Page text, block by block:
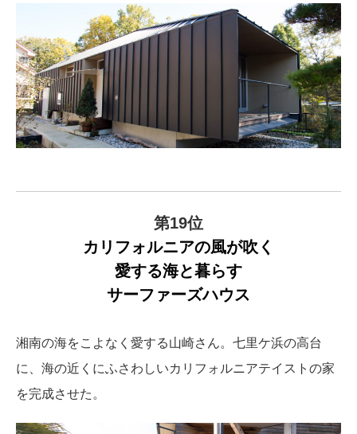
第19位
カリフォルニアの風が吹く
愛する海と暮らす
サーファーズハウス
湘南の海をこよなく愛する山崎さん。七里ケ浜の高台
に、海の近くにふさわしいカリフォルニアテイストの家
を完成させた。